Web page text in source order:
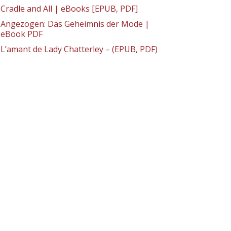
Cradle and All | eBooks [EPUB, PDF]
Angezogen: Das Geheimnis der Mode |
eBook PDF
L’amant de Lady Chatterley – (EPUB, PDF)